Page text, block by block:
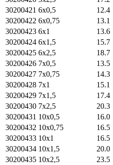
30200421 6х0,5 12.4
30200422 6х0,75 13.1
30200423 6х1 13.6
30200424 6х1,5 15.7
30200425 6х2,5 18.7
30200426 7х0,5 13.5
30200427 7х0,75 14.3
30200428 7х1 15.1
30200429 7х1,5 17.4
30200430 7х2,5 20.3
30200431 10х0,5 16.0
30200432 10х0,75 16.5
30200433 10х1 16.5
30200434 10х1,5 20.0
30200435 10х2,5 23.5